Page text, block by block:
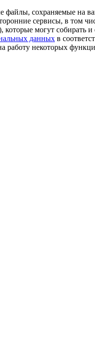
сохраняемые на
сервисы, в том
которые могут собирать
данных в
работу некоторых